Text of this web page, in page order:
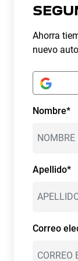
Ahorra
nuevo auto
Nombre*
Apellido*
Correo